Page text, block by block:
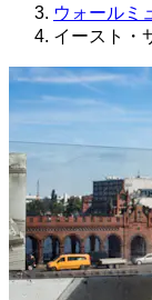
ウォールミ
イースト・